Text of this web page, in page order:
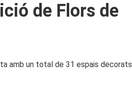
de Flors de
amb un total de 31 espais decorats